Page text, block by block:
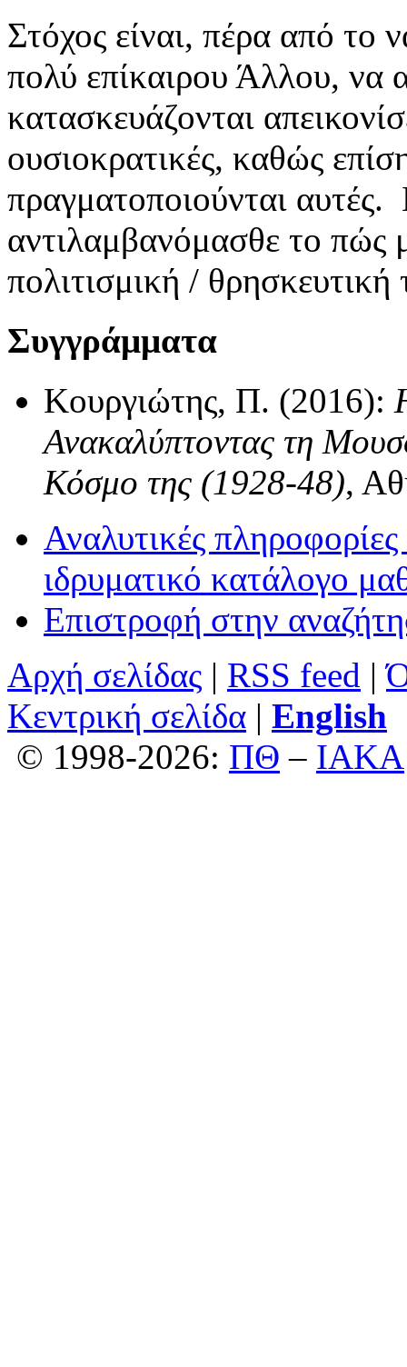
Στόχος είναι, πέρα από το
πολύ επίκαιρου Άλλου, να
κατασκευάζονται
ουσιοκρατικές, καθώς
πραγματοποιούνται αυτές.
αντιλαμβανόμασθε το πώς
πολιτισμική / θρησκευτική
Συγγράμματα
Κουργιώτης, Π. (2016):
Ανακαλύπτοντας τη
Κόσμο της (1928-48),
Αναλυτικές
ιδρυματικό κατάλογο
Επιστροφή στην
Αρχή σελίδας | RSS feed |
Κεντρική σελίδα | English
© 1998-2026: ΠΘ – ΙΑΚΑ